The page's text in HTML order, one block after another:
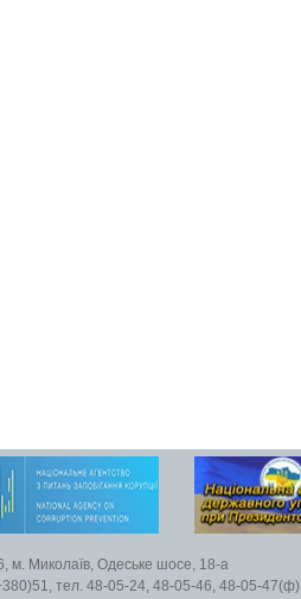
м. Миколаїв, Одеське шосе, 18-а
тел. 48-05-24, 48-05-46, 48-05-47(ф)